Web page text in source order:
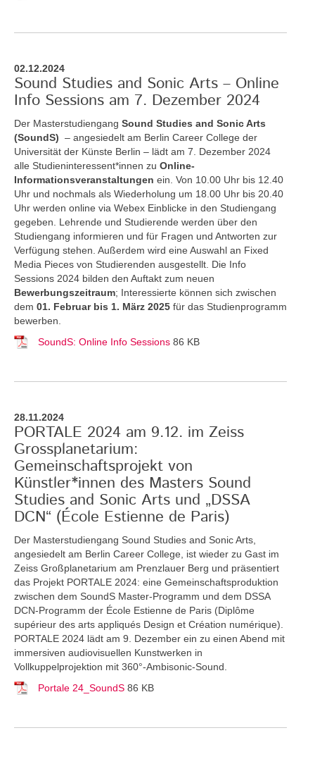
02.12.2024
Sound Studies and Sonic Arts – Online
Info Sessions am 7. Dezember 2024
Der Masterstudiengang Sound Studies and Sonic Arts
(SoundS) – angesiedelt am Berlin Career College der
Universität der Künste Berlin – lädt am 7. Dezember 2024
alle Studieninteressent*innen zu Online-
Informationsveranstaltungen ein. Von 10.00 Uhr bis 12.40
Uhr und nochmals als Wiederholung um 18.00 Uhr bis 20.40
Uhr werden online via Webex Einblicke in den Studiengang
gegeben. Lehrende und Studierende werden über den
Studiengang informieren und für Fragen und Antworten zur
Verfügung stehen. Außerdem wird eine Auswahl an Fixed
Media Pieces von Studierenden ausgestellt. Die Info
Sessions 2024 bilden den Auftakt zum neuen
Bewerbungszeitraum; Interessierte können sich zwischen
dem 01. Februar bis 1. März 2025 für das Studienprogramm
bewerben.
SoundS: Online Info Sessions 86 KB
28.11.2024
PORTALE 2024 am 9.12. im Zeiss
Grossplanetarium:
Gemeinschaftsprojekt von
Künstler*innen des Masters Sound
Studies and Sonic Arts und „DSSA
DCN“ (École Estienne de Paris)
Der Masterstudiengang Sound Studies and Sonic Arts,
angesiedelt am Berlin Career College, ist wieder zu Gast im
Zeiss Großplanetarium am Prenzlauer Berg und präsentiert
das Projekt PORTALE 2024: eine Gemeinschaftsproduktion
zwischen dem SoundS Master-Programm und dem DSSA
DCN-Programm der École Estienne de Paris (Diplôme
supérieur des arts appliqués Design et Création numérique).
PORTALE 2024 lädt am 9. Dezember ein zu einen Abend mit
immersiven audiovisuellen Kunstwerken in
Vollkuppelprojektion mit 360°-Ambisonic-Sound.
Portale 24_SoundS 86 KB